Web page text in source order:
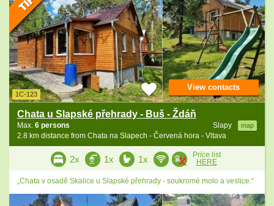
1C-123
Chata u Slapské přehrady - Buš - Ždáň
Slapy map
Max. 6 persons
2.8 km distance from Chata na Slapech - Červená hora - Vltava
View contacts
2x 1x 1x
Price list
HERE
„Chata v osadě Skalice u Slapské přehrady - soukromé molo a veslice.“